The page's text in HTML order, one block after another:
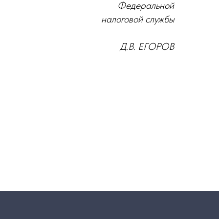
Федеральной
налоговой службы
Д.В. ЕГОРОВ